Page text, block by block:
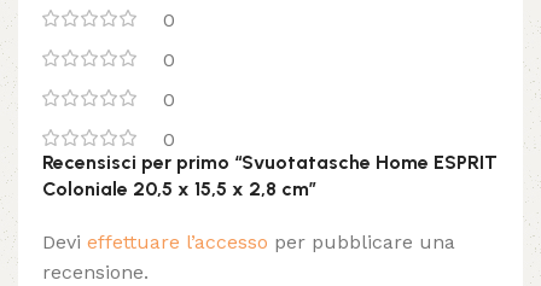
0
0
0
0
Recensisci per primo “Svuotatasche Home ESPRIT
Coloniale 20,5 x 15,5 x 2,8 cm”
Devi effettuare l’accesso per pubblicare una
recensione.